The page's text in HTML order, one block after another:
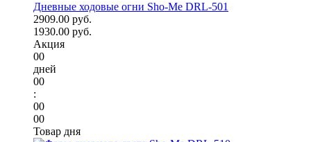
Дневные ходовые огни Sho-Me DRL-501
2909.00 руб.
1930.00 руб.
Акция
00
дней
00
:
00
00
Товар дня